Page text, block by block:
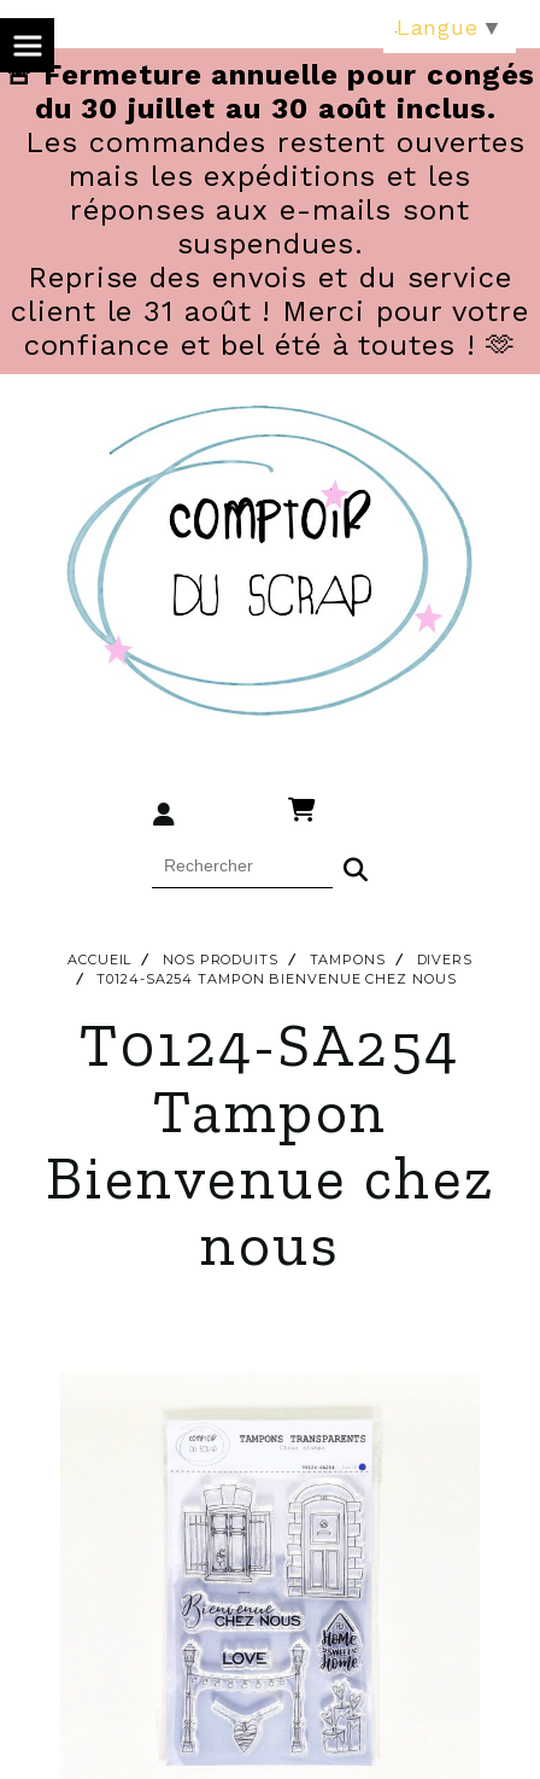
🚨 Fermeture annuelle pour congés
du 30 juillet au 30 août inclus.
Les commandes restent ouvertes
mais les expéditions et les
réponses aux e-mails sont
suspendues.
Reprise des envois et du service
client le 31 août ! Merci pour votre
confiance et bel été à toutes ! 🫶
ACCUEIL NOS PRODUITS TAMPONS
DIVERS
T0124-SA254 TAMPON BIENVENUE CHEZ NOUS
T0124-SA254
Tampon
Bienvenue chez
nous
Langue ▼